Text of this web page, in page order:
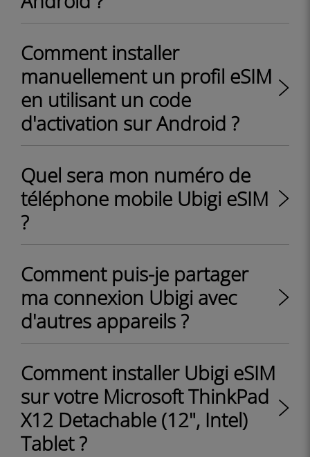
Comment installer
manuellement un profil eSIM
en utilisant un code
d'activation sur Android ?
Quel sera mon numéro de
téléphone mobile Ubigi eSIM
?
Comment puis-je partager
ma connexion Ubigi avec
d'autres appareils ?
Comment installer Ubigi eSIM
sur votre Microsoft ThinkPad
X12 Detachable (12", Intel)
Tablet ?